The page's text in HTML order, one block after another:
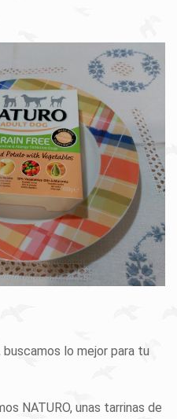
lo mejor para tu
NATURO, unas tarrinas de